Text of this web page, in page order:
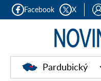
Facebook X
Pardubický